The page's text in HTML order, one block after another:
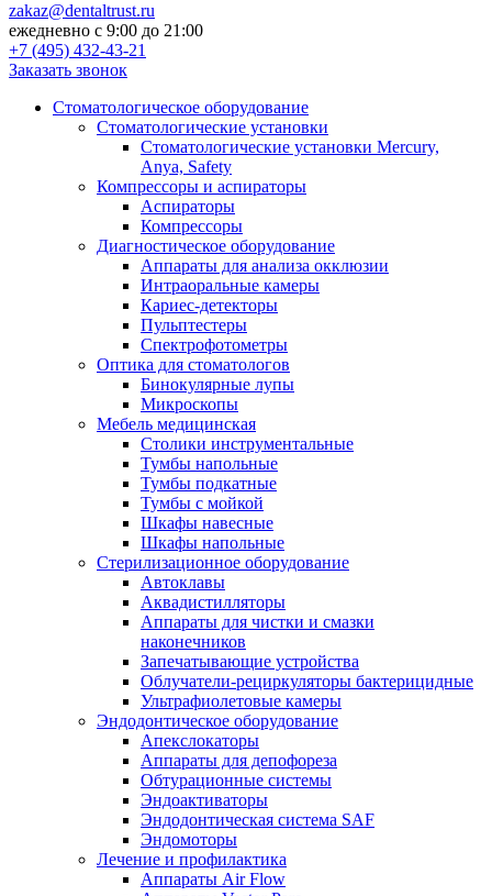
zakaz@dentaltrust.ru
ежедневно с 9:00 до 21:00
+7 (495) 432-43-21
Заказать звонок
Стоматологическое оборудование
Стоматологические установки
Стоматологические установки Mercury,
Anya, Safety
Компрессоры и аспираторы
Аспираторы
Компрессоры
Диагностическое оборудование
Аппараты для анализа окклюзии
Интраоральные камеры
Кариес-детекторы
Пульптестеры
Спектрофотометры
Оптика для стоматологов
Бинокулярные лупы
Микроскопы
Мебель медицинская
Столики инструментальные
Тумбы напольные
Тумбы подкатные
Тумбы с мойкой
Шкафы навесные
Шкафы напольные
Стерилизационное оборудование
Автоклавы
Аквадистилляторы
Аппараты для чистки и смазки
наконечников
Запечатывающие устройства
Облучатели-рециркуляторы бактерицидные
Ультрафиолетовые камеры
Эндодонтическое оборудование
Апекслокаторы
Аппараты для депофореза
Обтурационные системы
Эндоактиваторы
Эндодонтическая система SAF
Эндомоторы
Лечение и профилактика
Аппараты Air Flow